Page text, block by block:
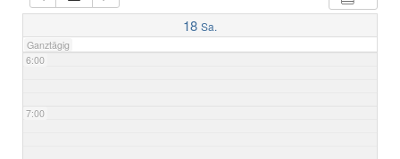
18 Sa.
Ganztägig
5:00
6:00
7:00